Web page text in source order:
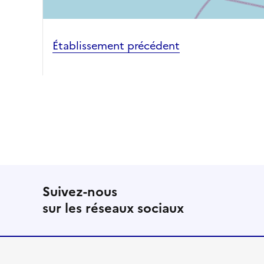
Établissement précédent
Suivez-nous
sur les réseaux sociaux